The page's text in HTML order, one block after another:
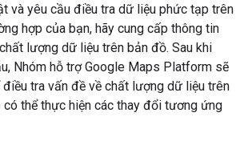
và yêu cầu điều tra dữ liệu phức tạp trên
hợp của bạn, hãy cung cấp thông tin
lượng dữ liệu trên bản đồ. Sau khi
Nhóm hỗ trợ Google Maps Platform sẽ
tra vấn đề về chất lượng dữ liệu trên
thể thực hiện các thay đổi tương ứng